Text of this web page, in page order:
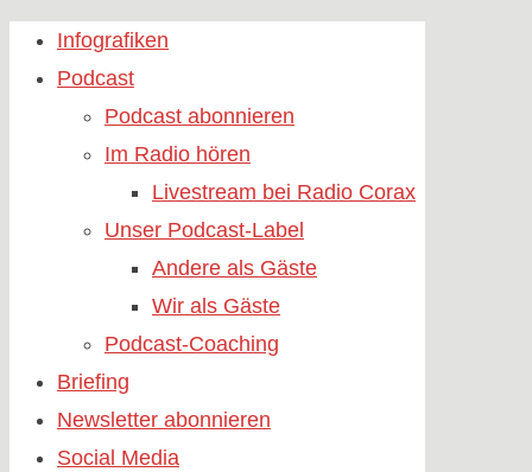
Skip
Infografiken
Podcast
Podcast abonnieren
Im Radio hören
Livestream bei Radio Corax
Unser Podcast-Label
Andere als Gäste
Wir als Gäste
Podcast-Coaching
Briefing
Newsletter abonnieren
Social Media